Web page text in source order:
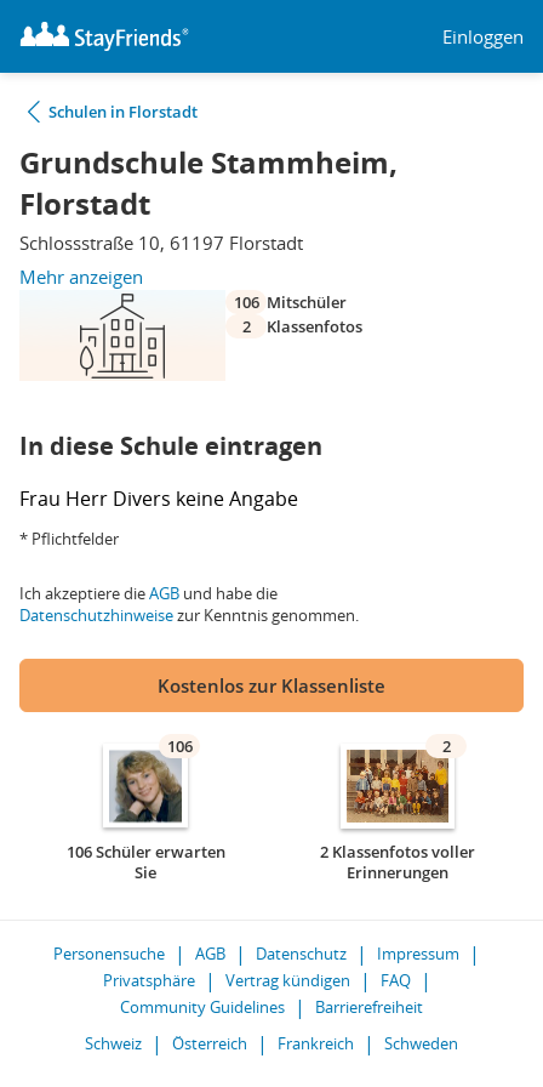
Einloggen
Schulen in Florstadt
Grundschule Stammheim,
Florstadt
Schlossstraße 10, 61197 Florstadt
Mehr anzeigen
106 Mitschüler
2
Klassenfotos
In diese Schule eintragen
Frau Herr Divers keine Angabe
* Pflichtfelder
Ich akzeptiere dieAGB und habe die
Datenschutzhinweisezur Kenntnis genommen.
Kostenlos zur Klassenliste
106
106 Schüler erwarten
Sie
2
2 Klassenfotos voller
Erinnerungen
Personensuche AGB Datenschutz
Impressum
Privatsphäre
Vertrag kündigen
FAQ
Community Guidelines
Barrierefreiheit
Schweiz
Österreich Frankreich Schweden